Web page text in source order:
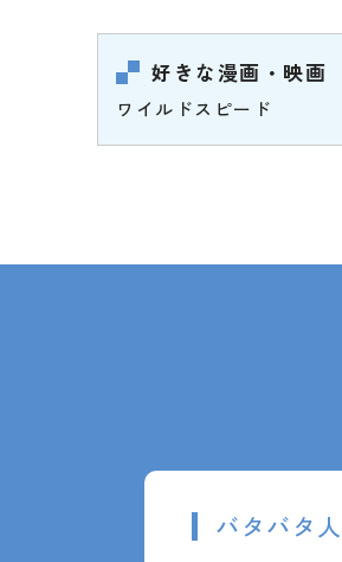
好きな漫画・映画
ワイルドスピード
バタバタ